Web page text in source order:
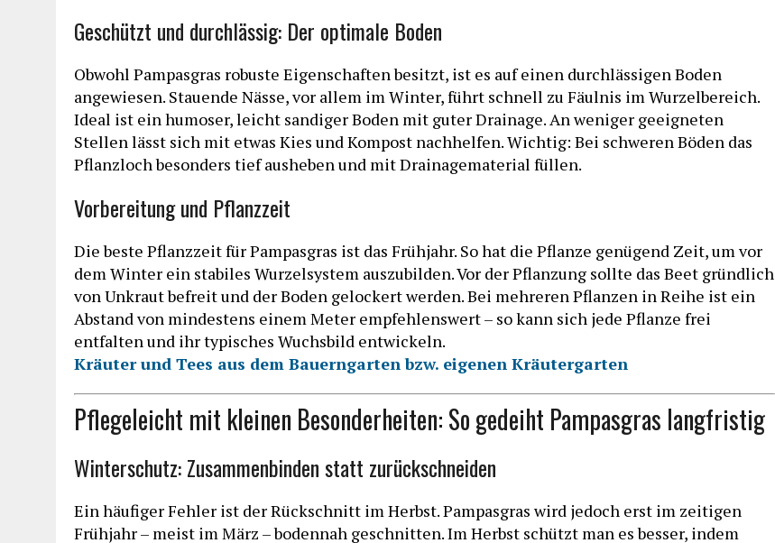
Geschützt und durchlässig: Der optimale Boden
Obwohl Pampasgras robuste Eigenschaften besitzt, ist es auf einen durchlässigen Boden
angewiesen. Stauende Nässe, vor allem im Winter, führt schnell zu Fäulnis im Wurzelbereich.
Ideal ist ein humoser, leicht sandiger Boden mit guter Drainage. An weniger geeigneten
Stellen lässt sich mit etwas Kies und Kompost nachhelfen. Wichtig: Bei schweren Böden das
Pflanzloch besonders tief ausheben und mit Drainagematerial füllen.
Vorbereitung und Pflanzzeit
Die beste Pflanzzeit für Pampasgras ist das Frühjahr. So hat die Pflanze genügend Zeit, um vor
dem Winter ein stabiles Wurzelsystem auszubilden. Vor der Pflanzung sollte das Beet gründlich
von Unkraut befreit und der Boden gelockert werden. Bei mehreren Pflanzen in Reihe ist ein
Abstand von mindestens einem Meter empfehlenswert – so kann sich jede Pflanze frei
entfalten und ihr typisches Wuchsbild entwickeln.
Kräuter und Tees aus dem Bauerngarten bzw. eigenen Kräutergarten
Pflegeleicht mit kleinen Besonderheiten: So gedeiht Pampasgras langfristig
Winterschutz: Zusammenbinden statt zurückschneiden
Ein häufiger Fehler ist der Rückschnitt im Herbst. Pampasgras wird jedoch erst im zeitigen
Frühjahr – meist im März – bodennah geschnitten. Im Herbst schützt man es besser, indem